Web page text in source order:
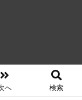
へ 検索